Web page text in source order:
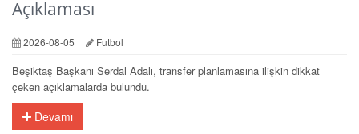
Açıklaması
2026-08-05 Futbol
Beşiktaş Başkanı Serdal Adalı, transfer planlamasına ilişkin dikkat
çeken açıklamalarda bulundu.
Devamı